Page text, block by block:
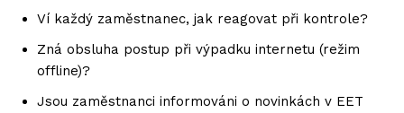
Ví každý zaměstnanec, jak reagovat při kontrole?
Zná obsluha postup při výpadku internetu (režim
offline)?
Jsou zaměstnanci informováni o novinkách v EET